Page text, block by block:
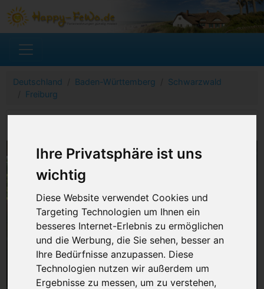
Ihre Privatsphäre ist uns
wichtig
Diese Website verwendet Cookies und
Targeting Technologien um Ihnen ein
besseres Internet-Erlebnis zu ermöglichen
und die Werbung, die Sie sehen, besser an
Ihre Bedürfnisse anzupassen. Diese
Technologien nutzen wir außerdem um
Ergebnisse zu messen, um zu verstehen,
Deutschland Baden-Württemberg
Schwarzwald
Freiburg